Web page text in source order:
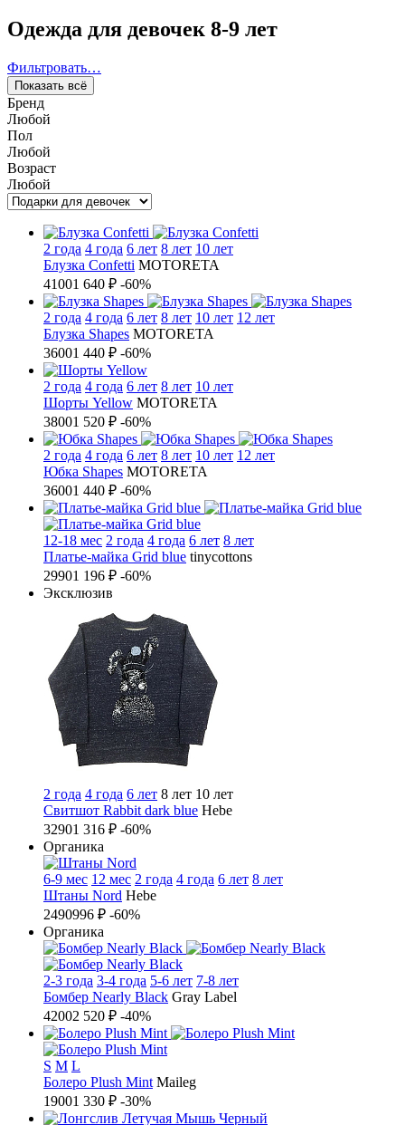
Одежда для девочек 8-9 лет
Фильтровать…
Показать всё
Бренд
Любой
Пол
Любой
Возраст
Любой
2 года 4 года 6 лет 8 лет 10 лет
Блузка Confetti MOTORETA
41001 640 ₽ -60%
2 года 4 года 6 лет 8 лет 10 лет 12 лет
Блузка Shapes MOTORETA
36001 440 ₽ -60%
2 года 4 года 6 лет 8 лет 10 лет
Шорты Yellow MOTORETA
38001 520 ₽ -60%
2 года 4 года 6 лет 8 лет 10 лет 12 лет
Юбка Shapes MOTORETA
36001 440 ₽ -60%
12-18 мес 2 года 4 года 6 лет 8 лет
Платье-майка Grid blue tinycottons
29901 196 ₽ -60%
Эксклюзив
2 года 4 года 6 лет 8 лет 10 лет
Свитшот Rabbit dark blue Hebe
32901 316 ₽ -60%
Органика
6-9 мес 12 мес 2 года 4 года 6 лет 8 лет
Штаны Nord Hebe
2490996 ₽ -60%
Органика
2-3 года 3-4 года 5-6 лет 7-8 лет
Бомбер Nearly Black Gray Label
42002 520 ₽ -40%
S M L
Болеро Plush Mint Maileg
19001 330 ₽ -30%